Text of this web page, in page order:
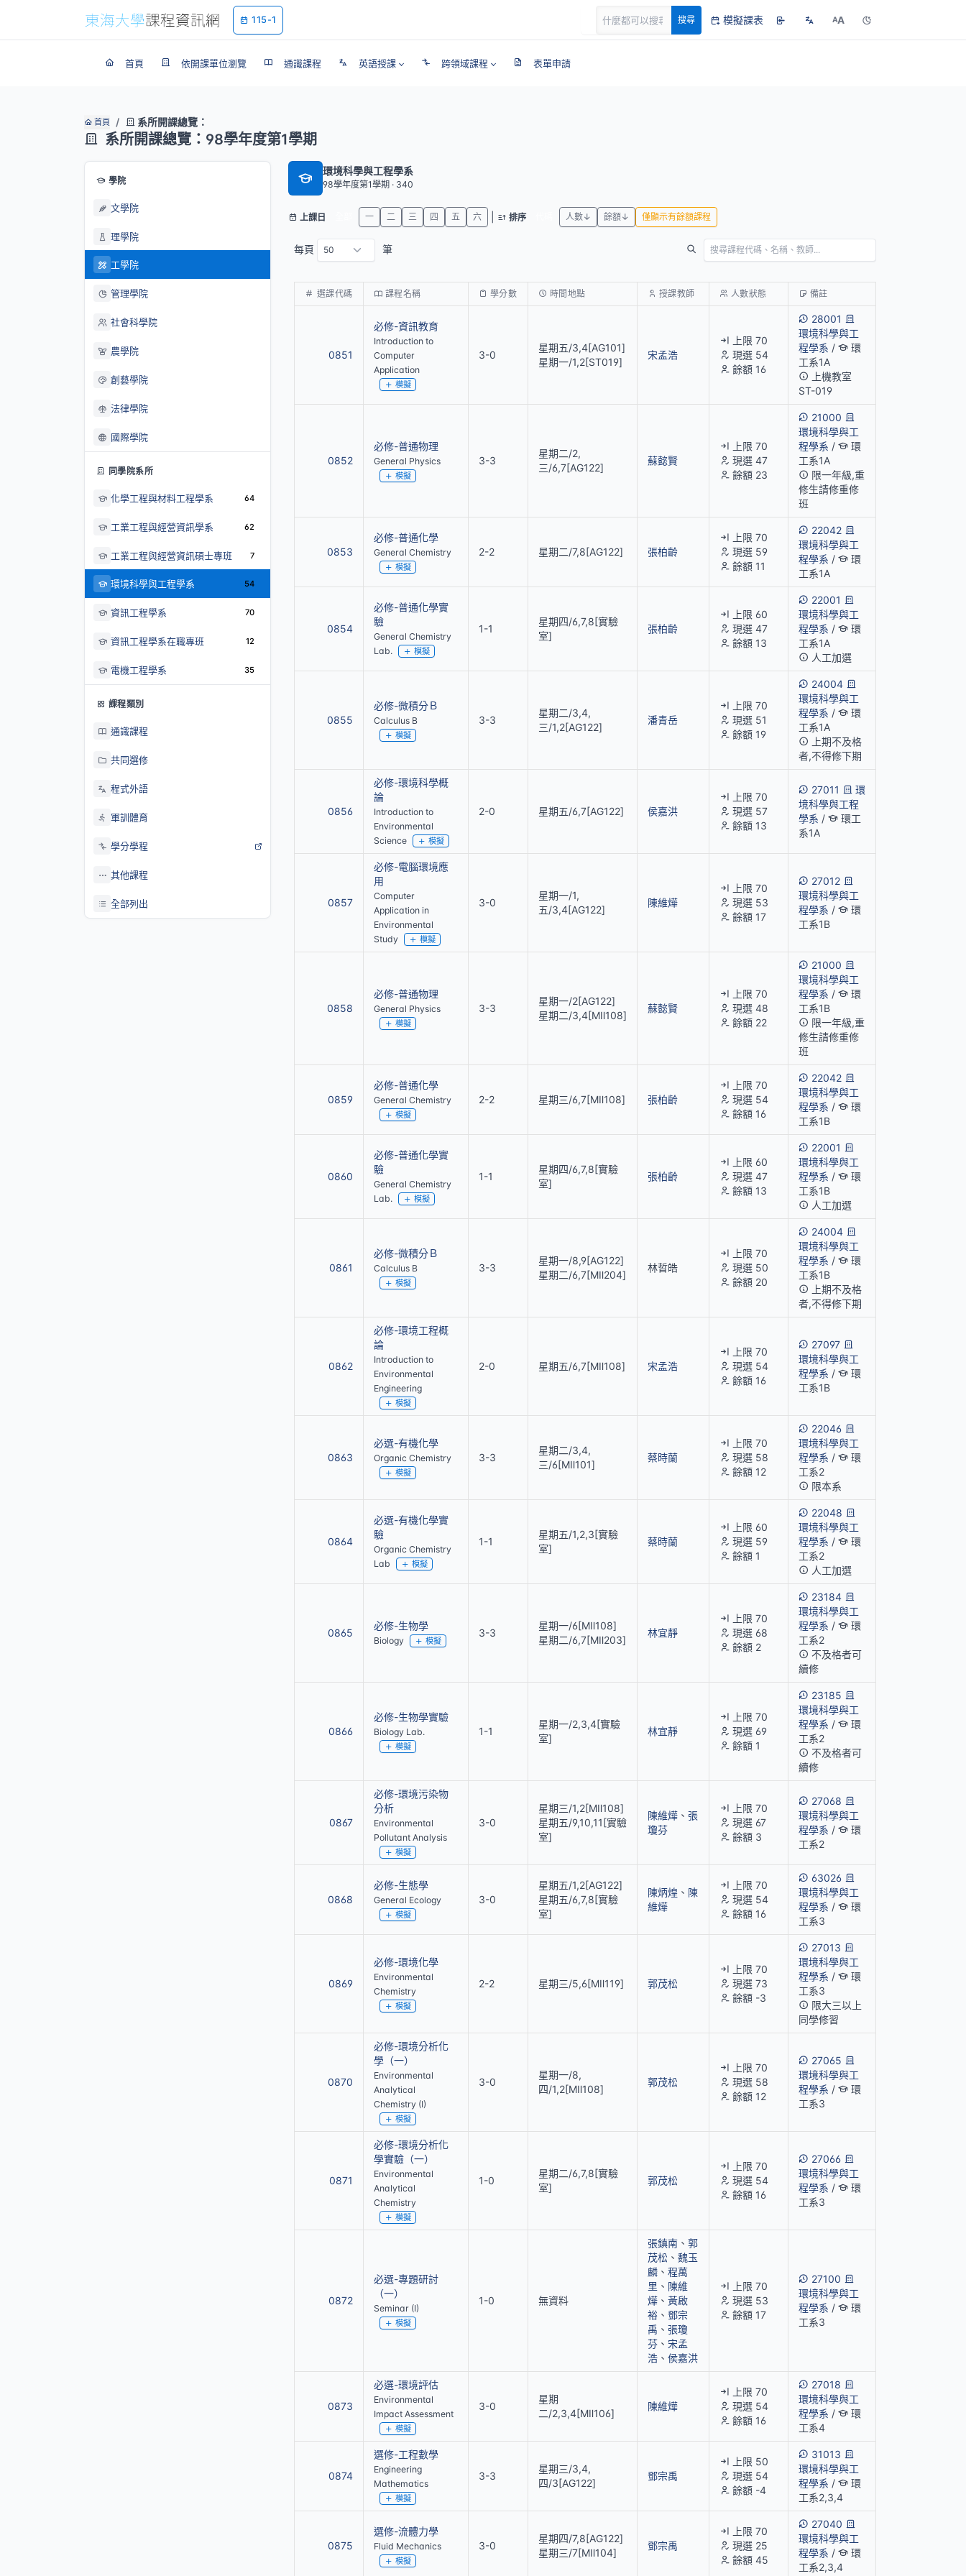
115-1 搜尋 模擬課表 AA
首頁 依開課單位瀏覽 通識課程 英語授課 跨領域課程 表單申請
首頁 系所開課總覽：
系所開課總覽：98學年度第1學期
學院
文學院
理學院
工學院
管理學院
社會科學院
農學院
創藝學院
法律學院
國際學院
同學院系所
化學工程與材料工程學系 64
工業工程與經營資訊學系 62
工業工程與經營資訊碩士專班 7
環境科學與工程學系 54
資訊工程學系 70
資訊工程學系在職專班 12
電機工程學系 35
課程類別
通識課程
共同選修
程式外語
軍訓體育
學分學程
其他課程
全部列出
環境科學與工程學系
98學年度第1學期 · 340
上課日 一 二 三 四 五 六 排序 人數↓ 餘額↓ 僅顯示有餘額課程
每頁 筆
選課代碼 課程名稱 學分數 時間地點 授課教師 人數狀態 備註
0851
必修-資訊教育
Introduction to
Computer
Application
模擬
3-0
星期五/3,4[AG101]
星期一/1,2[ST019]
宋孟浩
上限 70
現選 54
餘額 16
28001
環境科學與工
程學系 /
環
工系1A
上機教室
ST-019
0852
必修-普通物理
General Physics
模擬
3-3
星期二/2,
三/6,7[AG122]
蘇懿賢
上限 70
現選 47
餘額 23
21000
環境科學與工
程學系 /
環
工系1A
限一年級,重
修生請修重修
班
0853
必修-普通化學
General Chemistry
模擬
2-2 星期二/7,8[AG122] 張柏齡
上限 70
現選 59
餘額 11
22042
環境科學與工
程學系 /
環
工系1A
0854
必修-普通化學實
驗
General Chemistry
Lab.
模擬
1-1
星期四/6,7,8[實驗
室]
張柏齡
上限 60
現選 47
餘額 13
22001
環境科學與工
程學系 /
環
工系1A
人工加選
0855
必修-微積分Ｂ
Calculus B
模擬
3-3
星期二/3,4,
三/1,2[AG122]
潘青岳
上限 70
現選 51
餘額 19
24004
環境科學與工
程學系 /
環
工系1A
上期不及格
者,不得修下期
0856
必修-環境科學概
論
Introduction to
Environmental
Science
模擬
2-0 星期五/6,7[AG122] 侯嘉洪
上限 70
現選 57
餘額 13
27011
環
境科學與工程
學系 /
環工
系1A
0857
必修-電腦環境應
用
Computer
Application in
Environmental
Study
模擬
3-0
星期一/1,
五/3,4[AG122]
陳維燁
上限 70
現選 53
餘額 17
27012
環境科學與工
程學系 /
環
工系1B
0858
必修-普通物理
General Physics
模擬
3-3
星期一/2[AG122]
星期二/3,4[MⅡ108]
蘇懿賢
上限 70
現選 48
餘額 22
21000
環境科學與工
程學系 /
環
工系1B
限一年級,重
修生請修重修
班
0859
必修-普通化學
General Chemistry
模擬
2-2 星期三/6,7[MⅡ108] 張柏齡
上限 70
現選 54
餘額 16
22042
環境科學與工
程學系 /
環
工系1B
0860
必修-普通化學實
驗
General Chemistry
Lab.
模擬
1-1
星期四/6,7,8[實驗
室]
張柏齡
上限 60
現選 47
餘額 13
22001
環境科學與工
程學系 /
環
工系1B
人工加選
0861
必修-微積分Ｂ
Calculus B
模擬
3-3
星期一/8,9[AG122]
星期二/6,7[MⅡ204]
林晢皓
上限 70
現選 50
餘額 20
24004
環境科學與工
程學系 /
環
工系1B
上期不及格
者,不得修下期
0862
必修-環境工程概
論
Introduction to
Environmental
Engineering
模擬
2-0 星期五/6,7[MⅡ108] 宋孟浩
上限 70
現選 54
餘額 16
27097
環境科學與工
程學系 /
環
工系1B
0863
必選-有機化學
Organic Chemistry
模擬
3-3
星期二/3,4,
三/6[MⅡ101]
蔡時蘭
上限 70
現選 58
餘額 12
22046
環境科學與工
程學系 /
環
工系2
限本系
0864
必選-有機化學實
驗
Organic Chemistry
Lab
模擬
1-1
星期五/1,2,3[實驗
室]
蔡時蘭
上限 60
現選 59
餘額 1
22048
環境科學與工
程學系 /
環
工系2
人工加選
0865
必修-生物學
Biology 模擬
3-3
星期一/6[MⅡ108]
星期二/6,7[MⅡ203]
林宜靜
上限 70
現選 68
餘額 2
23184
環境科學與工
程學系 /
環
工系2
不及格者可
續修
0866
必修-生物學實驗
Biology Lab.
模擬
1-1
星期一/2,3,4[實驗
室]
林宜靜
上限 70
現選 69
餘額 1
23185
環境科學與工
程學系 /
環
工系2
不及格者可
續修
0867
必修-環境污染物
分析
Environmental
Pollutant Analysis
模擬
3-0
星期三/1,2[MⅡ108]
星期五/9,10,11[實驗
室]
陳維燁、 張
瓊芬
上限 70
現選 67
餘額 3
27068
環境科學與工
程學系 /
環
工系2
0868
必修-生態學
General Ecology
模擬
3-0
星期五/1,2[AG122]
星期五/6,7,8[實驗
室]
陳炳煌、 陳
維燁
上限 70
現選 54
餘額 16
63026
環境科學與工
程學系 /
環
工系3
0869
必修-環境化學
Environmental
Chemistry
模擬
2-2 星期三/5,6[MⅡ119] 郭茂松
上限 70
現選 73
餘額 -3
27013
環境科學與工
程學系 /
環
工系3
限大三以上
同學修習
0870
必修-環境分析化
學（一）
Environmental
Analytical
Chemistry (I)
模擬
3-0
星期一/8,
四/1,2[MⅡ108]
郭茂松
上限 70
現選 58
餘額 12
27065
環境科學與工
程學系 /
環
工系3
0871
必修-環境分析化
學實驗（一）
Environmental
Analytical
Chemistry
模擬
1-0
星期二/6,7,8[實驗
室]
郭茂松
上限 70
現選 54
餘額 16
27066
環境科學與工
程學系 /
環
工系3
0872
必選-專題研討
（一）
Seminar (I)
模擬
1-0 無資料
張鎮南、 郭
茂松 、 魏玉
麟、 程萬
里 、 陳維
燁、 黃啟
裕、 鄧宗
禹 、 張瓊
芬、 宋孟
浩、 侯嘉洪
上限 70
現選 53
餘額 17
27100
環境科學與工
程學系 /
環
工系3
0873
必選-環境評估
Environmental
Impact Assessment
模擬
3-0
星期
二/2,3,4[MⅡ106]
陳維燁
上限 70
現選 54
餘額 16
27018
環境科學與工
程學系 /
環
工系4
0874
選修-工程數學
Engineering
Mathematics
模擬
3-3
星期三/3,4,
四/3[AG122]
鄧宗禹
上限 50
現選 54
餘額 -4
31013
環境科學與工
程學系 /
環
工系2,3,4
0875
選修-流體力學
Fluid Mechanics
模擬
3-0
星期四/7,8[AG122]
星期三/7[MⅡ104]
鄧宗禹
上限 70
現選 25
餘額 45
27040
環境科學與工
程學系 /
環
工系2,3,4